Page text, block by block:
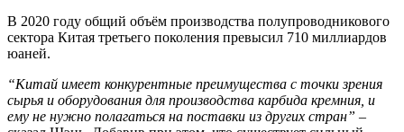
В 2020 году общий объём производства полупроводникового
сектора Китая третьего поколения превысил 710 миллиардов
юаней.
“Китай имеет конкурентные преимущества с точки зрения
сырья и оборудования для производства карбида кремния, и
ему не нужно полагаться на поставки из других стран” –